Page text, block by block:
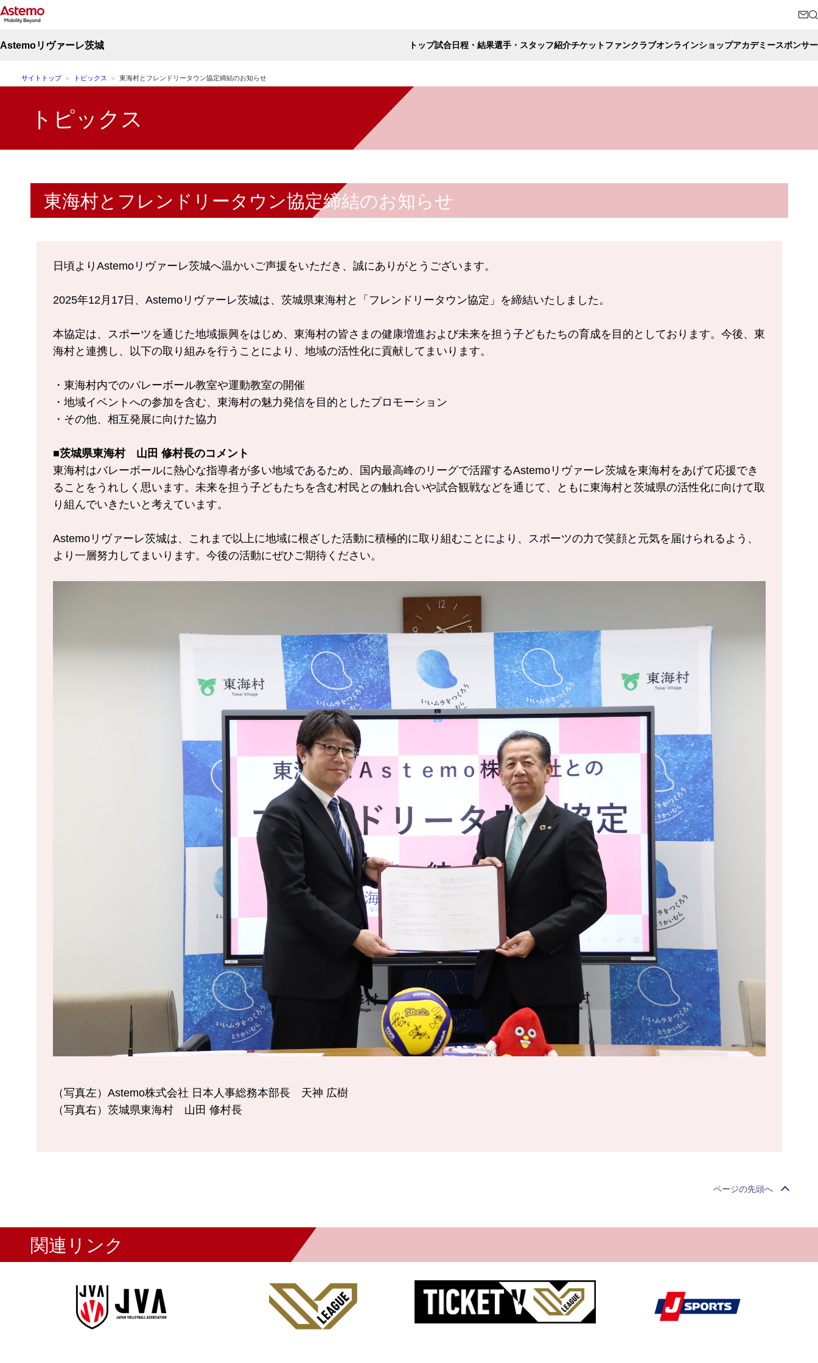
Astemoリヴァーレ茨城 トップ試合日程・結果選手・スタッフ紹介チケットファンクラブオンラインショップアカデミースポンサー
サイトトップ トピックス 東海村とフレンドリータウン協定締結のお知らせ
トピックス
東海村とフレンドリータウン協定締結のお知らせ
日頃よりAstemoリヴァーレ茨城へ温かいご声援をいただき、誠にありがとうございます。
2025年12月17日、Astemoリヴァーレ茨城は、茨城県東海村と「フレンドリータウン協定」を締結いたしました。
本協定は、スポーツを通じた地域振興をはじめ、東海村の皆さまの健康増進および未来を担う子どもたちの育成を目的としております。今後、東
海村と連携し、以下の取り組みを行うことにより、地域の活性化に貢献してまいります。
・東海村内でのバレーボール教室や運動教室の開催
・地域イベントへの参加を含む、東海村の魅力発信を目的としたプロモーション
・その他、相互発展に向けた協力
■茨城県東海村 山田 修村長のコメント
東海村はバレーボールに熱心な指導者が多い地域であるため、国内最高峰のリーグで活躍するAstemoリヴァーレ茨城を東海村をあげて応援でき
ることをうれしく思います。未来を担う子どもたちを含む村民との触れ合いや試合観戦などを通じて、ともに東海村と茨城県の活性化に向けて取
り組んでいきたいと考えています。
Astemoリヴァーレ茨城は、これまで以上に地域に根ざした活動に積極的に取り組むことにより、スポーツの力で笑顔と元気を届けられるよう、
より一層努力してまいります。今後の活動にぜひご期待ください。
（写真左）Astemo株式会社 日本人事総務本部長 天神 広樹
（写真右）茨城県東海村 山田 修村長
ページの先頭へ
関連リンク